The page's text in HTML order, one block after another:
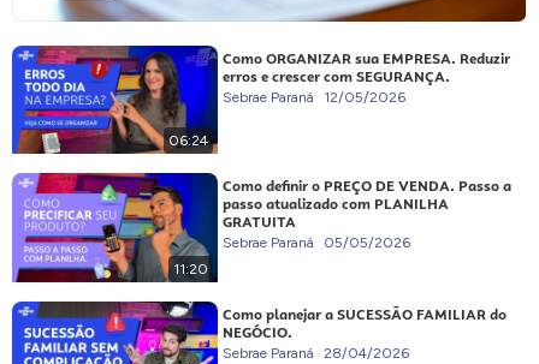
06:24
Como ORGANIZAR sua EMPRESA. Reduzir
erros e crescer com SEGURANÇA.
Sebrae Paraná 12/05/2026
11:20
Como definir o PREÇO DE VENDA. Passo a
passo atualizado com PLANILHA
GRATUITA
Sebrae Paraná 05/05/2026
Como planejar a SUCESSÃO FAMILIAR do
NEGÓCIO.
Sebrae Paraná 28/04/2026